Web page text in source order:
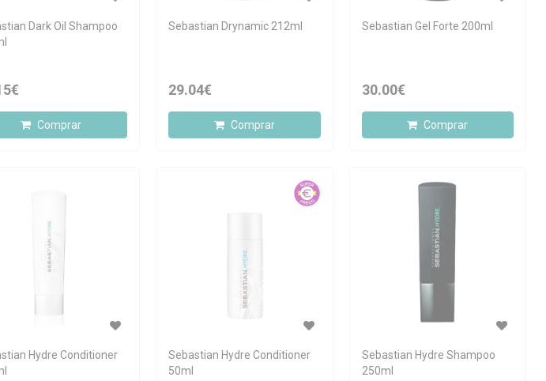
Dark Oil Shampoo
Comprar
Sebastian Drynamic 212ml
29.04€
Comprar
Sebastian Gel Forte 200ml
30.00€
Comprar
Hydre Conditioner
Sebastian Hydre Conditioner
50ml
Sebastian Hydre Shampoo
250ml